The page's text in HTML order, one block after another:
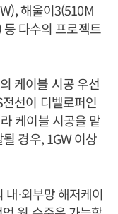
해울이3(510M
다수의 프로젝트
케이블 시공 우선
선이 디벨로퍼인
케이블 시공을 맡
경우, 1GW 이상
·외부망 해저케이